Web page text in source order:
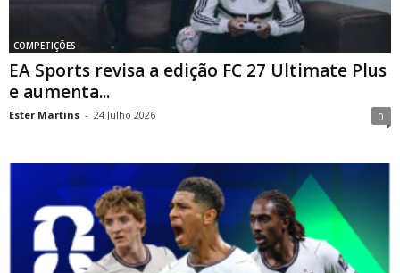
COMPETIÇÕES
EA Sports revisa a edição FC 27 Ultimate Plus
e aumenta...
Ester Martins - 24 Julho 2026 0